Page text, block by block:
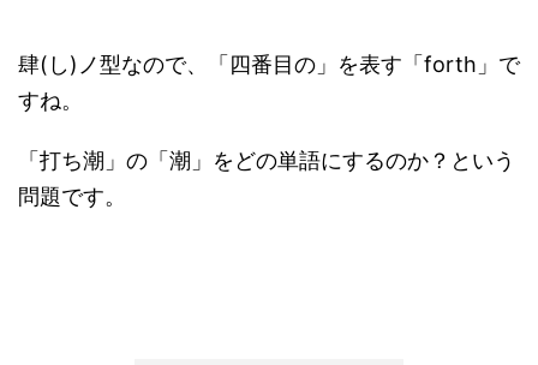
肆(し)ノ型なので、「四番目の」を表す「forth」で
すね。
「打ち潮」の「潮」をどの単語にするのか？という
問題です。